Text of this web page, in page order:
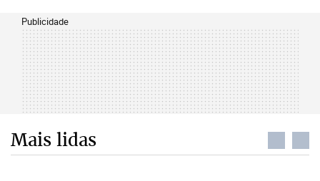
Publicidade
Mais lidas